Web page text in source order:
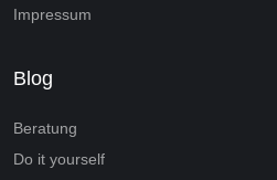
Impressum
Blog
Beratung
Do it yourself